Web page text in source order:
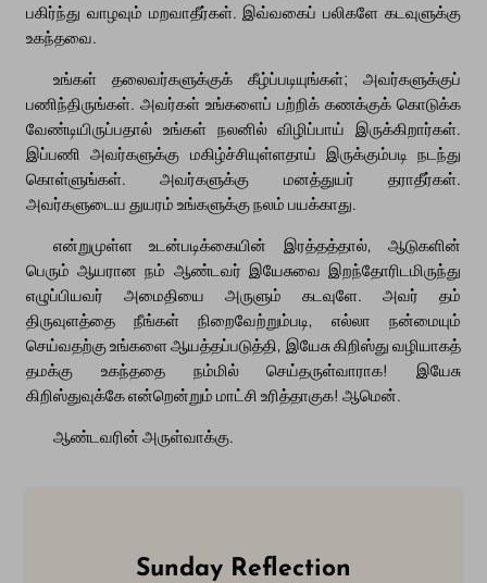
பகிர்ந்து வாழவும் மறவாதீர்கள். இவ்வகைப் பலிகளே கடவுளுக்கு
உகந்தவை.
உங்கள் தலைவர்களுக்குக் கீழ்ப்படியுங்கள்; அவர்களுக்குப்
பணிந்திருங்கள். அவர்கள் உங்களைப் பற்றிக் கணக்குக் கொடுக்க
வேண்டியிருப்பதால் உங்கள் நலனில் விழிப்பாய் இருக்கிறார்கள்.
இப்பணி அவர்களுக்கு மகிழ்ச்சியுள்ளதாய் இருக்கும்படி நடந்து
கொள்ளுங்கள். அவர்களுக்கு மனத்துயர் தராதீர்கள்.
அவர்களுடைய துயரம் உங்களுக்கு நலம் பயக்காது.
என்றுமுள்ள உடன்படிக்கையின் இரத்தத்தால், ஆடுகளின்
பெரும் ஆயரான நம் ஆண்டவர் இயேசுவை இறந்தோரிடமிருந்து
எழுப்பியவர் அமைதியை அருளும் கடவுளே. அவர் தம்
திருவுளத்தை நீங்கள் நிறைவேற்றும்படி, எல்லா நன்மையும்
செய்வதற்கு உங்களை ஆயத்தப்படுத்தி, இயேசு கிறிஸ்து வழியாகத்
தமக்கு உகந்ததை நம்மில் செய்தருள்வாராக! இயேசு
கிறிஸ்துவுக்கே என்றென்றும் மாட்சி உரித்தாகுக! ஆமென்.
ஆண்டவரின் அருள்வாக்கு.
Sunday Reflection